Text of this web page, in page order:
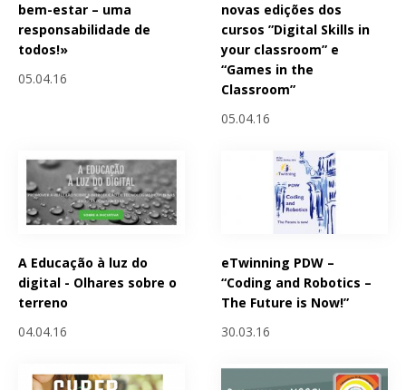
bem-estar – uma
responsabilidade de
todos!»
05.04.16
novas edições dos
cursos ”Digital Skills in
your classroom” e
“Games in the
Classroom”
05.04.16
A Educação à luz do
digital - Olhares sobre o
terreno
04.04.16
eTwinning PDW –
“Coding and Robotics –
The Future is Now!”
30.03.16